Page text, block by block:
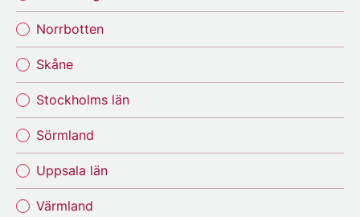
Norrbotten
Skåne
Stockholms län
Sörmland
Uppsala län
Värmland